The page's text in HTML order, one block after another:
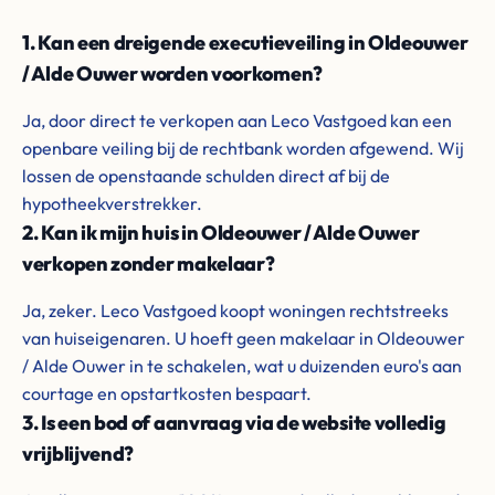
1. Kan een dreigende executieveiling in Oldeouwer
/ Alde Ouwer worden voorkomen?
Ja, door direct te verkopen aan Leco Vastgoed kan een
openbare veiling bij de rechtbank worden afgewend. Wij
lossen de openstaande schulden direct af bij de
hypotheekverstrekker.
2. Kan ik mijn huis in Oldeouwer / Alde Ouwer
verkopen zonder makelaar?
Ja, zeker. Leco Vastgoed koopt woningen rechtstreeks
van huiseigenaren. U hoeft geen makelaar in Oldeouwer
/ Alde Ouwer in te schakelen, wat u duizenden euro's aan
courtage en opstartkosten bespaart.
3. Is een bod of aanvraag via de website volledig
vrijblijvend?